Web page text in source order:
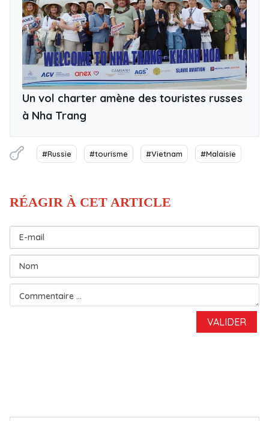
Un vol charter amène des touristes russes
à Nha Trang
#Russie #tourisme #Vietnam #Malaisie